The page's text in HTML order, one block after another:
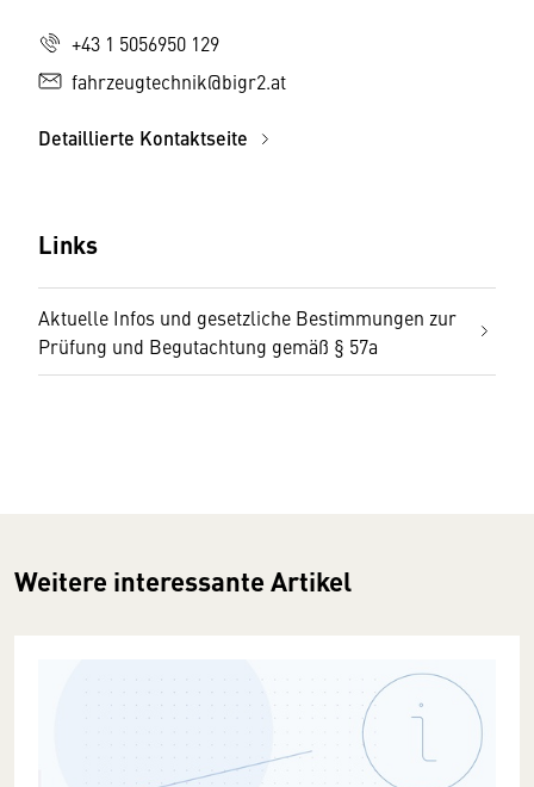
+43 1 5056950 129
fahrzeugtechnik@bigr2.at
Detaillierte Kontaktseite
Links
Aktuelle Infos und gesetzliche Bestimmungen zur
Prüfung und Begutachtung gemäß § 57a
Weitere interessante Artikel